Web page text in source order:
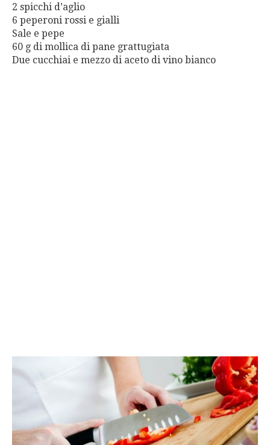
2 spicchi d’aglio
6 peperoni rossi e gialli
Sale e pepe
60 g di mollica di pane grattugiata
Due cucchiai e mezzo di aceto di vino bianco